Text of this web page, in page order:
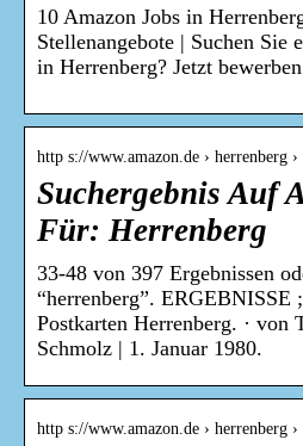
10 Amazon Jobs in
Stellenangebote | Suchen Sie
in Herrenberg? Jetzt
http s://www.amazon.de › herrenberg
Suchergebnis Auf
Für: Herrenberg
33-48 von 397 Ergebnissen
“herrenberg”. ERGEBNISSE
Postkarten Herrenberg. · von
Schmolz | 1. Januar 1980.
http s://www.amazon.de › herrenberg